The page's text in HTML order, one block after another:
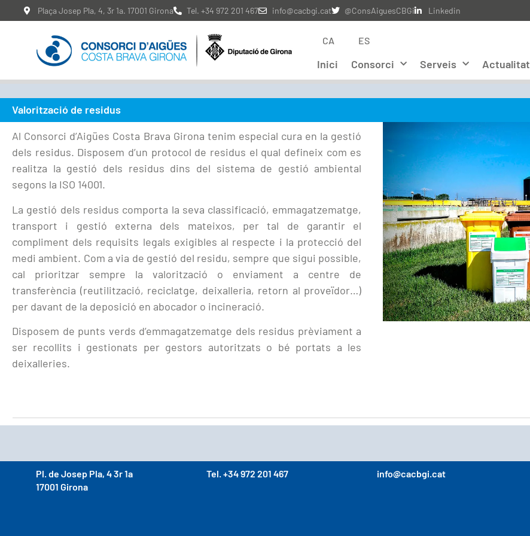
Plaça Josep Pla, 4, 3r 1a. 17001 Girona Tel. +34 972 201 467 info@cacbgi.cat @ConsAiguesCBGi Linkedin
CA ES
Inici Consorci Serveis Actualitat
Valorització de residus
Al Consorci d’Aigües Costa Brava Girona tenim especial cura en la gestió
dels residus. Disposem d’un protocol de residus el qual defineix com es
realitza la gestió dels residus dins del sistema de gestió ambiental
segons la ISO 14001.
La gestió dels residus comporta la seva classificació, emmagatzematge,
transport i gestió externa dels mateixos, per tal de garantir el
compliment dels requisits legals exigibles al respecte i la protecció del
medi ambient. Com a via de gestió del residu, sempre que sigui possible,
cal prioritzar sempre la valorització o enviament a centre de
transferència (reutilització, reciclatge, deixalleria, retorn al proveïdor…)
per davant de la deposició en abocador o incineració.
Disposem de punts verds d’emmagatzematge dels residus prèviament a
ser recollits i gestionats per gestors autoritzats o bé portats a les
deixalleries.
Pl. de Josep Pla, 4 3r 1a
17001 Girona
Tel. +34 972 201 467 info@cacbgi.cat